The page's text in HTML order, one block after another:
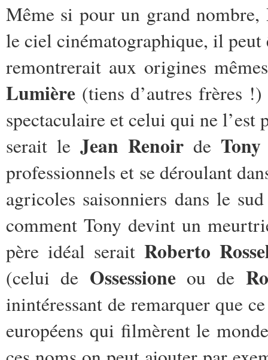
Même si pour un grand
le ciel cinématographique, il
remontrerait aux origines
Lumière (tiens d’autres frères
spectaculaire et celui qui ne
serait le Jean Renoir de Tony
professionnels et se déroulant
agricoles saisonniers dans le
comment Tony devint un
père idéal serait Roberto
(celui de Ossessioneou de
inintéressant de remarquer que
européens qui filmèrent le